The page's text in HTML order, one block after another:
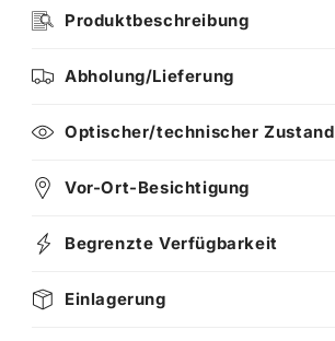
Produktbeschreibung
Abholung/Lieferung
Optischer/technischer Zustand
Vor-Ort-Besichtigung
Begrenzte Verfügbarkeit
Einlagerung